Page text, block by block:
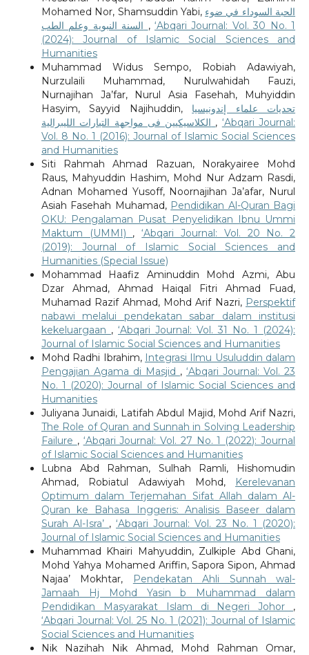
Mohamed Nor, Shamsuddin Yabi, الحبة السوداء في ضوء
, ‘Abqari Journal: Vol. 30 No. 1
(2024): Journal of Islamic Social Sciences and
Humanities
Muhammad Widus Sempo, Robiah Adawiyah,
Nurzulaili Muhammad, Nurulwahidah Fauzi,
Nurnajihan Ja’far, Nurul Asia Fasehah, Muhyiddin
Hasyim, Sayyid Najihuddin, تحديات علماء إندونيسيا
, ‘Abqari Journal:
Vol. 8 No. 1 (2016): Journal of Islamic Social Sciences
and Humanities
Siti Rahmah Ahmad Razuan, Norakyairee Mohd
Raus, Mahyuddin Hashim, Mohd Nur Adzam Rasdi,
Adnan Mohamed Yusoff, Noornajihan Ja’afar, Nurul
Asiah Fasehah Muhamad, Pendidikan Al-Quran Bagi
OKU: Pengalaman Pusat Penyelidikan Ibnu Ummi
Maktum (UMMI) ,‘Abqari Journal: Vol. 20 No. 2
(2019): Journal of Islamic Social Sciences and
Humanities (Special Issue)
Mohammad Haafiz Aminuddin Mohd Azmi, Abu
Dzar Ahmad, Ahmad Haiqal Fitri Ahmad Fuad,
Muhamad Razif Ahmad, Mohd Arif Nazri, Perspektif
nabawi melalui pendekatan sabar dalam institusi
kekeluargaan , ‘Abqari Journal: Vol. 31 No. 1 (2024):
Journal of Islamic Social Sciences and Humanities
Mohd Radhi Ibrahim, Integrasi Ilmu Usuluddin dalam
Pengajian Agama di Masjid ,‘Abqari Journal: Vol. 23
No. 1 (2020): Journal of Islamic Social Sciences and
Humanities
Juliyana Junaidi, Latifah Abdul Majid, Mohd Arif Nazri,
The Role of Quran and Sunnah in Solving Leadership
Failure , ‘Abqari Journal: Vol. 27 No. 1 (2022): Journal
of Islamic Social Sciences and Humanities
Lubna Abd Rahman, Sulhah Ramli, Hishomudin
Ahmad, Robiatul Adawiyah Mohd,
Kerelevanan
Optimum dalam Terjemahan Sifat Allah dalam Al-
Quran ke Bahasa Inggeris: Analisis Baseer dalam
Surah Al-Isra’ , ‘Abqari Journal: Vol. 23 No. 1 (2020):
Journal of Islamic Social Sciences and Humanities
Muhammad Khairi Mahyuddin, Zulkiple Abd Ghani,
Mohd Yahya Mohamed Ariffin, Sapora Sipon, Ahmad
Najaa’ Mokhtar,
Pendekatan Ahli Sunnah wal-
Jamaah Hj Mohd Yasin b Muhammad dalam
Pendidikan Masyarakat Islam di Negeri Johor ,
‘Abqari Journal: Vol. 25 No. 1 (2021): Journal of Islamic
Social Sciences and Humanities
Nik Nazihah Nik Ahmad, Mohd Rahman Omar,